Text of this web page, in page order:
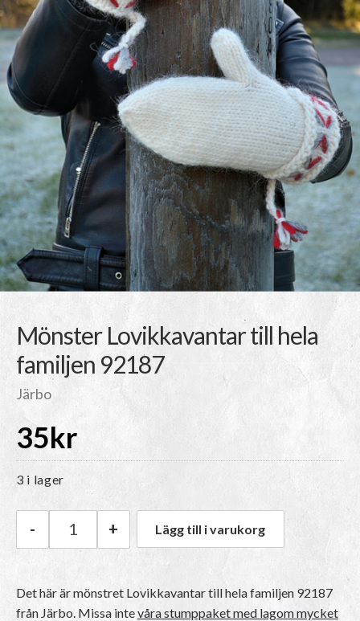
Mönster Lovikkavantar till hela
familjen 92187
Järbo
35kr
3 i lager
Järbo Mönster Lovikkavantar till hela familjen
- + Lägg till i varukorg
Det här är mönstret Lovikkavantar till hela familjen 92187
från Järbo. Missa intevåra stumppaket med lagom mycket